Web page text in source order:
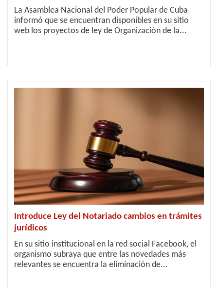
La Asamblea Nacional del Poder Popular de Cuba
informó que se encuentran disponibles en su sitio
web los proyectos de ley de Organización de la...
Introduce Ley del Notariado cambios en trámites
jurídicos
En su sitio institucional en la red social Facebook, el
organismo subraya que entre las novedades más
relevantes se encuentra la eliminación de...